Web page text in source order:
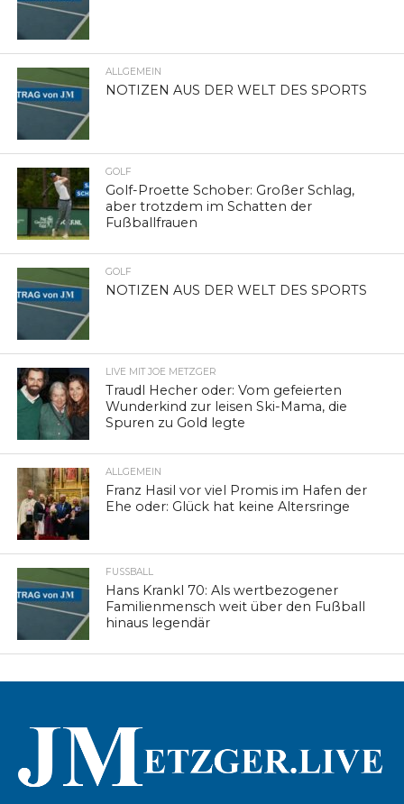
ALLGEMEIN
NOTIZEN AUS DER WELT DES SPORTS
GOLF
Golf-Proette Schober: Großer Schlag,
aber trotzdem im Schatten der
Fußballfrauen
GOLF
NOTIZEN AUS DER WELT DES SPORTS
LIVE MIT JOE METZGER
Traudl Hecher oder: Vom gefeierten
Wunderkind zur leisen Ski-Mama, die
Spuren zu Gold legte
ALLGEMEIN
Franz Hasil vor viel Promis im Hafen der
Ehe oder: Glück hat keine Altersringe
FUSSBALL
Hans Krankl 70: Als wertbezogener
Familienmensch weit über den Fußball
hinaus legendär